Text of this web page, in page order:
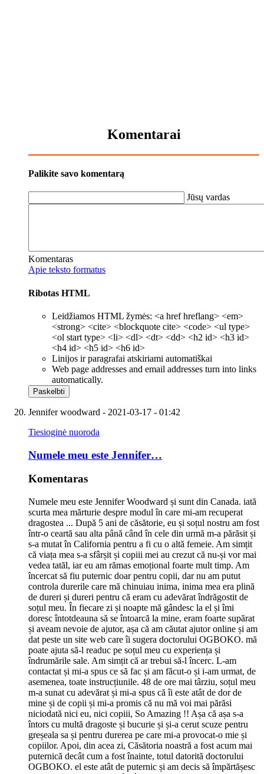
Komentarai
Palikite savo komentarą
Jūsų vardas
Komentaras
Apie teksto formatus
Ribotas HTML
Leidžiamos HTML žymės: <a href hreflang> <em>
<strong> <cite> <blockquote cite> <code> <ul type>
<ol start type> <li> <dl> <dt> <dd> <h2 id> <h3 id>
<h4 id> <h5 id> <h6 id>
Linijos ir paragrafai atskiriami automatiškai
Web page addresses and email addresses turn into links
automatically.
Jennifer woodward - 2021-03-17 - 01:42
Tiesioginė nuoroda
Numele meu este Jennifer…
Komentaras
Numele meu este Jennifer Woodward și sunt din Canada. iată
scurta mea mărturie despre modul în care mi-am recuperat
dragostea ... După 5 ani de căsătorie, eu și soțul nostru am fost
într-o ceartă sau alta până când în cele din urmă m-a părăsit și
s-a mutat în California pentru a fi cu o altă femeie. Am simțit
că viața mea s-a sfârșit și copiii mei au crezut că nu-și vor mai
vedea tatăl, iar eu am rămas emoțional foarte mult timp. Am
încercat să fiu puternic doar pentru copii, dar nu am putut
controla durerile care mă chinuiau inima, inima mea era plină
de dureri și dureri pentru că eram cu adevărat îndrăgostit de
soțul meu. În fiecare zi și noapte mă gândesc la el și îmi
doresc întotdeauna să se întoarcă la mine, eram foarte supărat
și aveam nevoie de ajutor, așa că am căutat ajutor online și am
dat peste un site web care îi sugera doctorului OGBOKO. mă
poate ajuta să-l readuc pe soțul meu cu experiența și
îndrumările sale. Am simțit că ar trebui să-l încerc. L-am
contactat și mi-a spus ce să fac și am făcut-o și i-am urmat, de
asemenea, toate instrucțiunile. 48 de ore mai târziu, soțul meu
m-a sunat cu adevărat și mi-a spus că îi este atât de dor de
mine și de copii și mi-a promis că nu mă voi mai părăsi
niciodată nici eu, nici copiii, So Amazing !! Așa că așa s-a
întors cu multă dragoste și bucurie și și-a cerut scuze pentru
greșeala sa și pentru durerea pe care mi-a provocat-o mie și
copiilor. Apoi, din acea zi, Căsătoria noastră a fost acum mai
puternică decât cum a fost înainte, totul datorită doctorului
OGBOKO. el este atât de puternic și am decis să împărtășesc